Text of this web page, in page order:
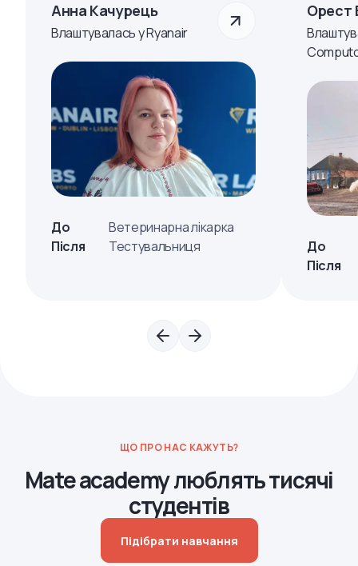
Анна Качурець
Влаштувалась у Ryanair
До
Ветеринарна лікарка
Після
Тестувальниця
Орест
До
Після
ЩО ПРО НАС КАЖУТЬ?
Mate academy люблять тисячі
студентів
Підібрати навчання